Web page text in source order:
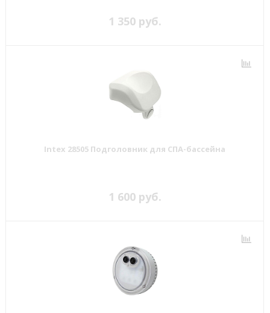
1 350 руб.
Intex 28505 Подголовник для СПА-бассейна
1 600 руб.